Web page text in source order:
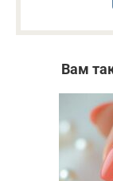
Вам